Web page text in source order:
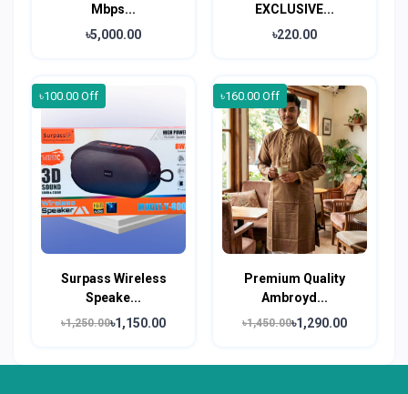
Mbps...
৳5,000.00
EXCLUSIVE...
৳220.00
৳100.00 Off
Surpass Wireless
Speake...
৳1,250.00৳1,150.00
৳160.00 Off
Premium Quality
Ambroyd...
৳1,450.00৳1,290.00